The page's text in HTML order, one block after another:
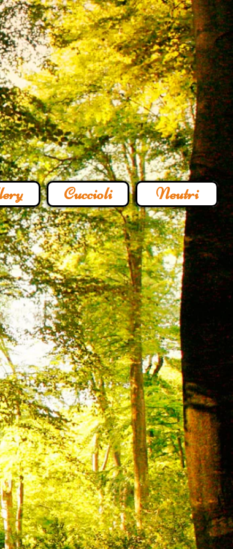
Cuccioli Neutri